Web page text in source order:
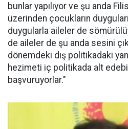
bunlar yapılıyor ve şu anda
üzerinden çocukların
duygularla aileler de
de aileler de şu anda sesini
dönemdeki dış politikadaki
hezimeti iç politikada alt
başvuruyorlar."